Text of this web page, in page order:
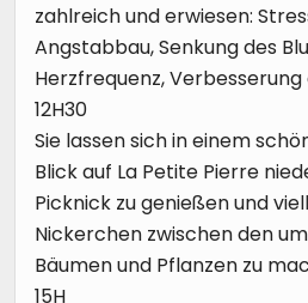
zahlreich und erwiesen:
Angstabbau, Senkung des
Herzfrequenz, Verbesserung
12H30
Sie lassen sich in einem
Blick auf La Petite Pierre
Picknick zu genießen und
Nickerchen zwischen den
Bäumen und Pflanzen zu
15H